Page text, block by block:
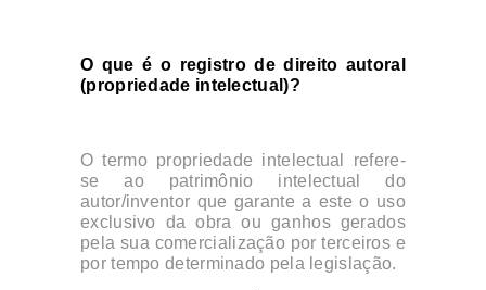
O que é o registro de direito autoral
(propriedade intelectual)?
O termo propriedade intelectual refere-
se ao patrimônio intelectual do
autor/inventor que garante a este o uso
exclusivo da obra ou ganhos gerados
pela sua comercialização por terceiros e
por tempo determinado pela legislação.